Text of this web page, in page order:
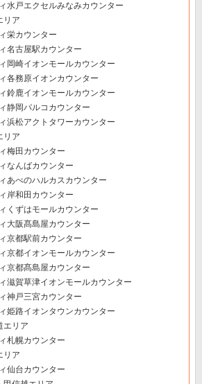
水戸エクセルみなみカウンター
リア
栄カウンター
名古屋駅カウンター
岡崎イオンモールカウンター
各務原イオンカウンター
鈴鹿イオンモールカウンター
静岡パルコカウンター
浜松アクトタワーカウンター
リア
梅田カウンター
なんばカウンター
あべのハルカスカウンター
岸和田カウンター
くずはモールカウンター
大阪髙島屋カウンター
京都駅前カウンター
京都イオンモールカウンター
京都髙島屋カウンター
滋賀草津イオンモールカウンター
神戸三宮カウンター
姫路イオンタウンカウンター
エリア
札幌カウンター
リア
仙台カウンター